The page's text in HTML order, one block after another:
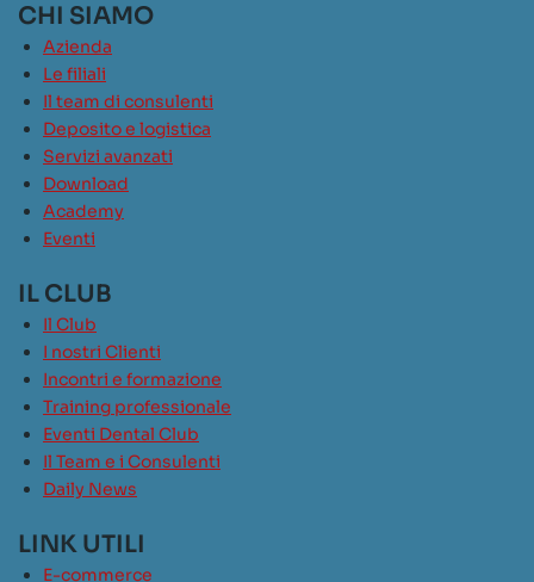
CHI SIAMO
Azienda
Le filiali
Il team di consulenti
Deposito e logistica
Servizi avanzati
Download
Academy
Eventi
IL CLUB
Il Club
I nostri Clienti
Incontri e formazione
Training professionale
Eventi Dental Club
Il Team e i Consulenti
Daily News
LINK UTILI
E-commerce